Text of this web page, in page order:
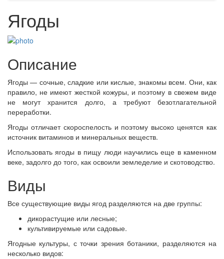
Ягоды
Описание
Ягоды — сочные, сладкие или кислые, знакомы всем. Они, как
правило, не имеют жесткой кожуры, и поэтому в свежем виде
не могут хранится долго, а требуют безотлагательной
переработки.
Ягоды отличает скороспелость и поэтому высоко ценятся как
источник витаминов и минеральных веществ.
Использовать ягоды в пищу люди научились еще в каменном
веке, задолго до того, как освоили земледелие и скотоводство.
Виды
Все существующие виды ягод разделяются на две группы:
дикорастущие или лесные;
культивируемые или садовые.
Ягодные культуры, с точки зрения ботаники, разделяются на
несколько видов: